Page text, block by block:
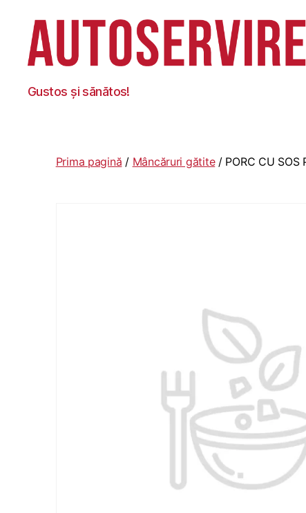
Autoservire
Foisor
Gustos și sănătos!
Prima pagină / Mâncăruri gătite/ PORC CU SOS